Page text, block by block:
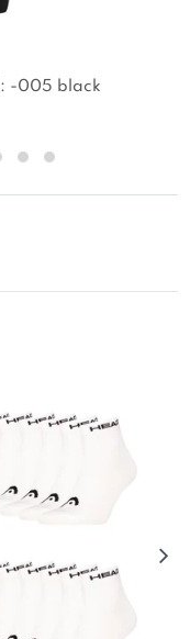
-005 black